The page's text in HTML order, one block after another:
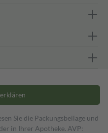
Sie die Packungsbeilage und
in Ihrer Apotheke. AVP: